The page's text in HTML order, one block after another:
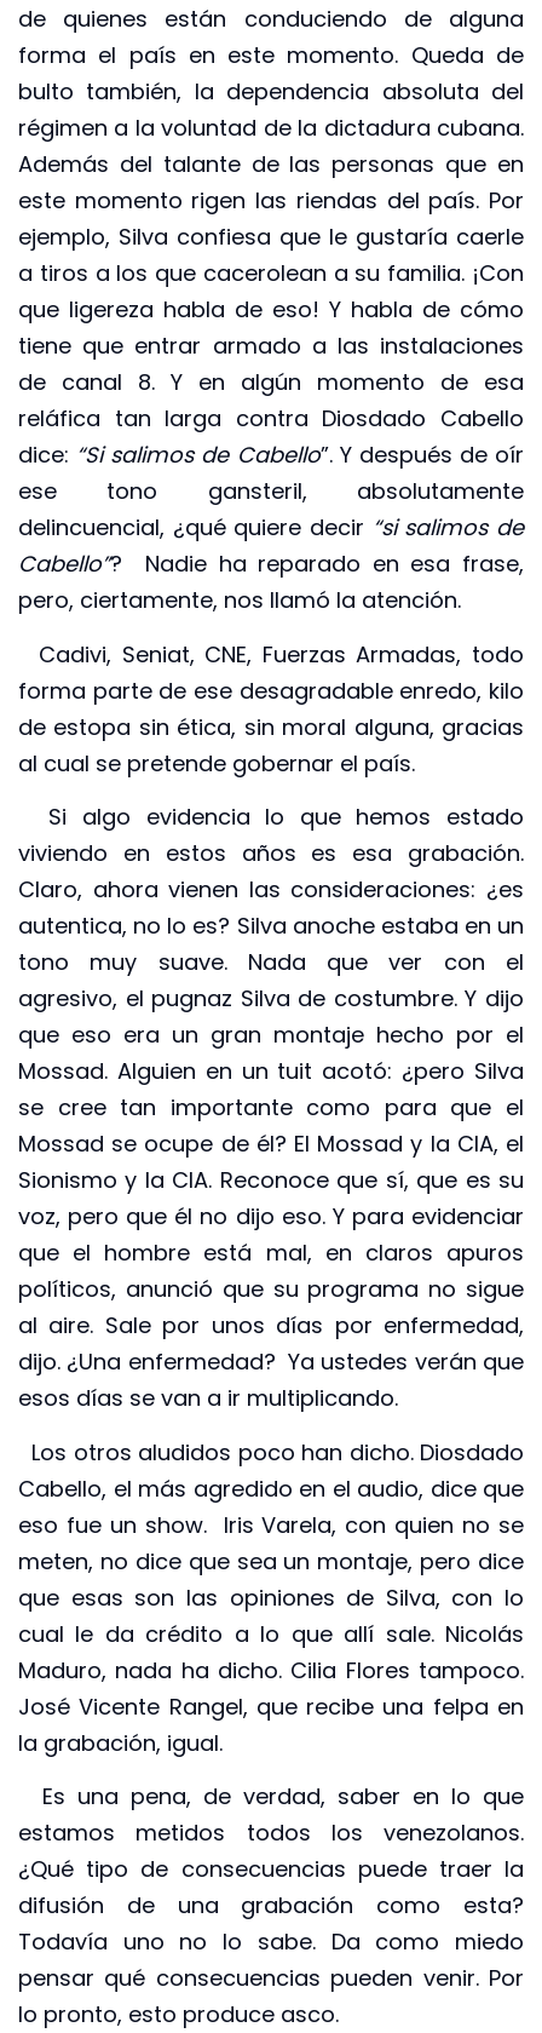
de quienes están conduciendo de alguna
forma el país en este momento. Queda de
bulto también, la dependencia absoluta del
régimen a la voluntad de la dictadura cubana.
Además del talante de las personas que en
este momento rigen las riendas del país. Por
ejemplo, Silva confiesa que le gustaría caerle
a tiros a los que cacerolean a su familia. ¡Con
que ligereza habla de eso! Y habla de cómo
tiene que entrar armado a las instalaciones
de canal 8. Y en algún momento de esa
reláfica tan larga contra Diosdado Cabello
dice: “Si salimos de Cabello”. Y después de oír
ese tono gansteril, absolutamente
delincuencial, ¿qué quiere decir “si salimos de
Cabello”? Nadie ha reparado en esa frase,
pero, ciertamente, nos llamó la atención.
Cadivi, Seniat, CNE, Fuerzas Armadas, todo
forma parte de ese desagradable enredo, kilo
de estopa sin ética, sin moral alguna, gracias
al cual se pretende gobernar el país.
Si algo evidencia lo que hemos estado
viviendo en estos años es esa grabación.
Claro, ahora vienen las consideraciones: ¿es
autentica, no lo es? Silva anoche estaba en un
tono muy suave. Nada que ver con el
agresivo, el pugnaz Silva de costumbre. Y dijo
que eso era un gran montaje hecho por el
Mossad. Alguien en un tuit acotó: ¿pero Silva
se cree tan importante como para que el
Mossad se ocupe de él? El Mossad y la CIA, el
Sionismo y la CIA. Reconoce que sí, que es su
voz, pero que él no dijo eso. Y para evidenciar
que el hombre está mal, en claros apuros
políticos, anunció que su programa no sigue
al aire. Sale por unos días por enfermedad,
dijo. ¿Una enfermedad? Ya ustedes verán que
esos días se van a ir multiplicando.
Los otros aludidos poco han dicho. Diosdado
Cabello, el más agredido en el audio, dice que
eso fue un show. Iris Varela, con quien no se
meten, no dice que sea un montaje, pero dice
que esas son las opiniones de Silva, con lo
cual le da crédito a lo que allí sale. Nicolás
Maduro, nada ha dicho. Cilia Flores tampoco.
José Vicente Rangel, que recibe una felpa en
la grabación, igual.
Es una pena, de verdad, saber en lo que
estamos metidos todos los venezolanos.
¿Qué tipo de consecuencias puede traer la
difusión de una grabación como esta?
Todavía uno no lo sabe. Da como miedo
pensar qué consecuencias pueden venir. Por
lo pronto, esto produce asco.